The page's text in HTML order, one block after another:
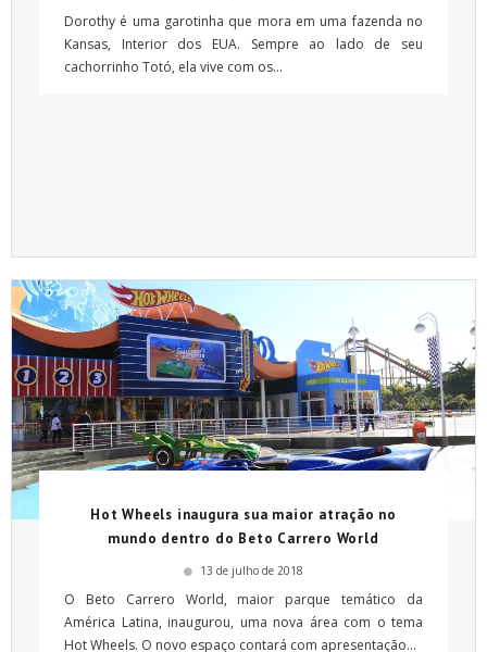
Dorothy é uma garotinha que mora em uma fazenda no
Kansas, Interior dos EUA. Sempre ao lado de seu
cachorrinho Totó, ela vive com os...
Hot Wheels inaugura sua maior atração no
mundo dentro do Beto Carrero World
13 de julho de 2018
O Beto Carrero World, maior parque temático da
América Latina, inaugurou, uma nova área com o tema
Hot Wheels. O novo espaço contará com apresentação...